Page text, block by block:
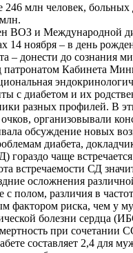
млн человек,
ВОЗ и Международной
14 ноября – в день
– донести до сознания
патронатом Кабинета
с диабетом и их
разных профилей. В
организовывали
обсуждение новых
диабета,
чаще
встречаемости СД
осложнения
с полом, различия в
фактором риска, чем
болезни сердца
при сочетании
составляет 2,4